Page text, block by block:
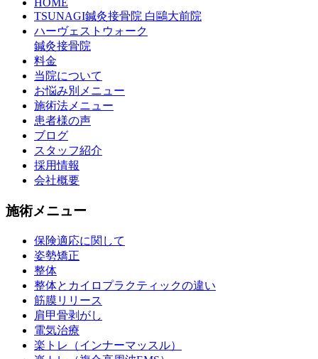
HOME
TSUNAGI鍼灸接骨院 白鷗大前院
ハーヴェストウォーク
鍼灸接骨院
料金
当院について
お悩み別メニュー
施術法メニュー
患者様の声
ブログ
スタッフ紹介
採用情報
会社概要
施術メニュー
保険適応に関して
姿勢矯正
整体
整体とカイロプラクティックの違い
筋膜リリース
肩甲骨剥がし
電気治療
楽トレ（インナーマッスル）